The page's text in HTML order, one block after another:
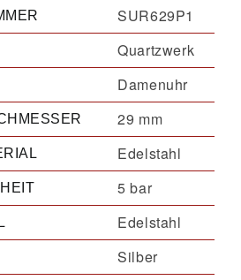
SUR629P1
Quartzwerk
Damenuhr
29 mm
Edelstahl
5 bar
Edelstahl
Silber